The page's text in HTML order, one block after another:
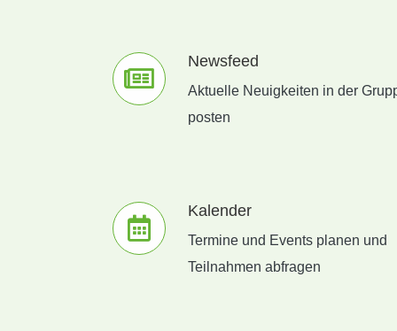
Newsfeed
Aktuelle Neuigkeiten in der
posten
Kalender
Termine und Events planen und
Teilnahmen abfragen